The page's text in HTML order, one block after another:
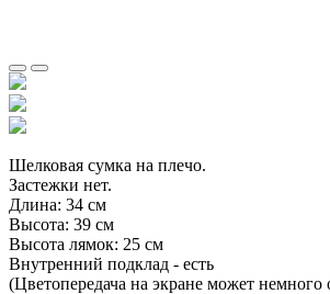
Шелковая сумка на плечо.
Застежки нет.
Длина: 34 см
Высота: 39 см
Высота лямок: 25 см
Внутренний подклад - есть
(Цветопередача на экране может немного